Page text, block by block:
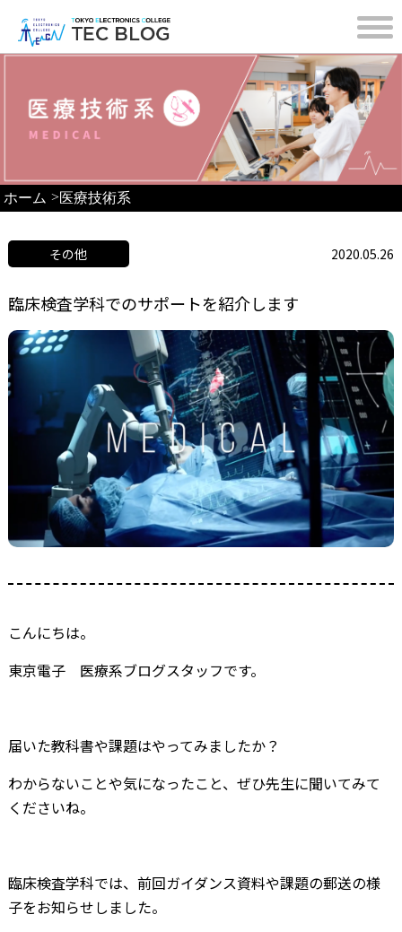
ホーム >医療技術系
その他 2020.05.26
臨床検査学科でのサポートを紹介します
こんにちは。
東京電子 医療系ブログスタッフです。
届いた教科書や課題はやってみましたか？
わからないことや気になったこと、ぜひ先生に聞いてみて
くださいね。
臨床検査学科では、前回ガイダンス資料や課題の郵送の様
子をお知らせしました。